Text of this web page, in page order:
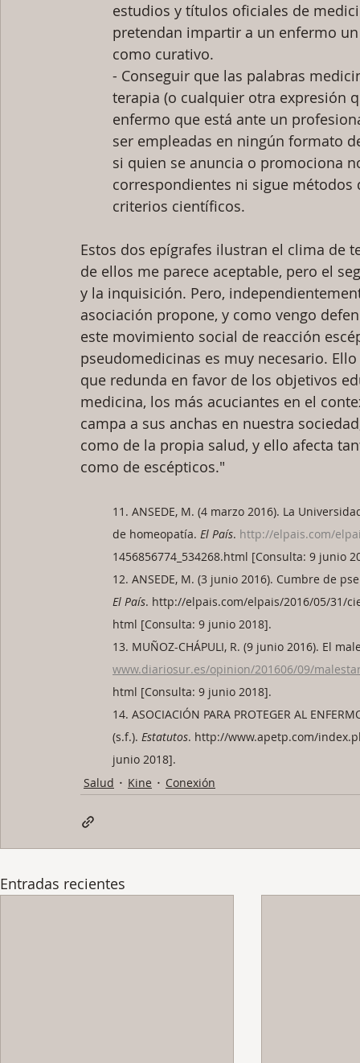
estudios y títulos oficiales de
pretendan impartir a un enfermo
como curativo.
- Conseguir que las palabras
terapia (o cualquier otra expresión
enfermo que está ante un
ser empleadas en ningún formato
si quien se anuncia o promociona
correspondientes ni sigue
criterios científicos.
Estos dos epígrafes ilustran el clima de
de ellos me parece aceptable, pero el
y la inquisición. Pero,
asociación propone, y como vengo
este movimiento social de reacción
pseudomedicinas es muy necesario.
que redunda en favor de los objetivos
medicina, los más acuciantes en el
campa a sus anchas en nuestra
como de la propia salud, y ello afecta
como de escépticos."
11. ANSEDE, M. (4 marzo 2016). La
de homeopatía. El País. http://elpais.com/
1456856774_534268.html [Consulta: 9 junio
12. ANSEDE, M. (3 junio 2016). Cumbre de
El País. http://elpais.com/elpais/2016/05/31/
html [Consulta: 9 junio 2018].
13. MUÑOZ-CHÁPULI, R. (9 junio 2016). El
www.diariosur.es/opinion/201606/09/
html [Consulta: 9 junio 2018].
14. ASOCIACIÓN PARA PROTEGER AL
(s.f.). Estatutos. http://www.apetp.com/
junio 2018].
Salud
Kine Conexión
Entradas recientes